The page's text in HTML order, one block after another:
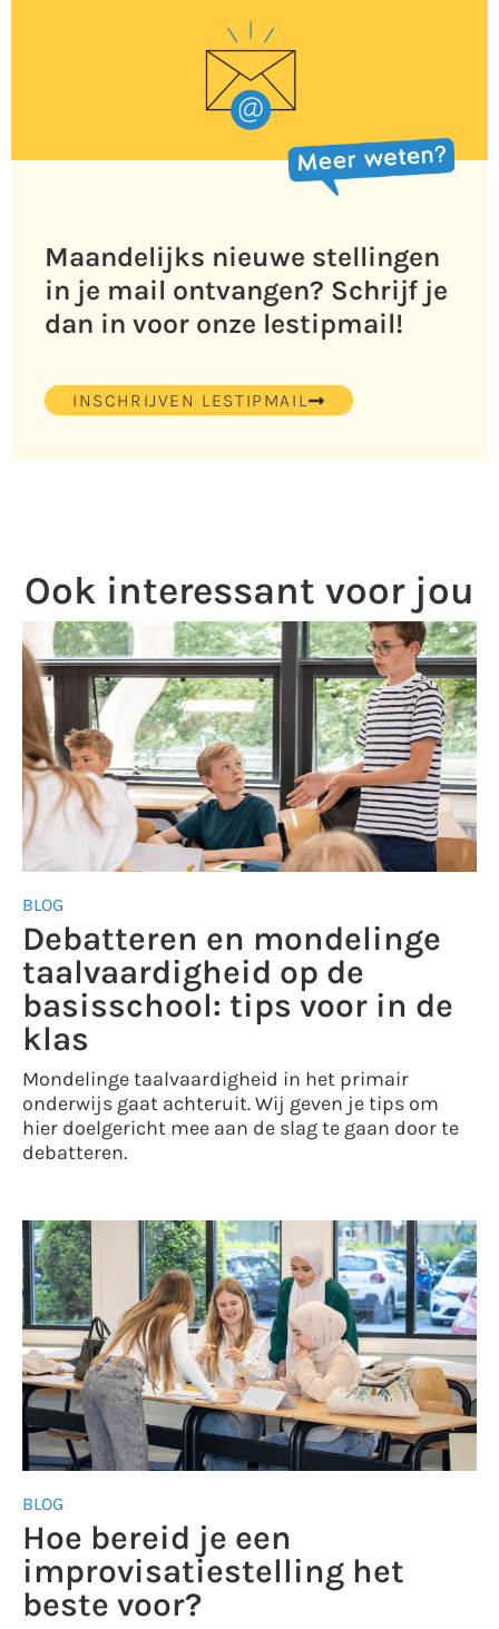
Maandelijks nieuwe stellingen
in je mail ontvangen? Schrijf je
dan in voor onze lestipmail!
INSCHRIJVEN LESTIPMAIL
Ook interessant voor jou
BLOG
Debatteren en mondelinge
taalvaardigheid op de
basisschool: tips voor in de
klas
Mondelinge taalvaardigheid in het primair
onderwijs gaat achteruit. Wij geven je tips om
hier doelgericht mee aan de slag te gaan door te
debatteren.
BLOG
Hoe bereid je een
improvisatiestelling het
beste voor?